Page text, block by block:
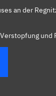
an der
und